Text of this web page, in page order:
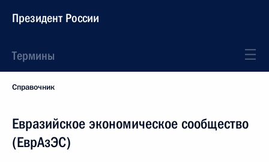
Президент России
Термины
Справочник
Евразийское экономическое сообщество
(ЕврАзЭС)